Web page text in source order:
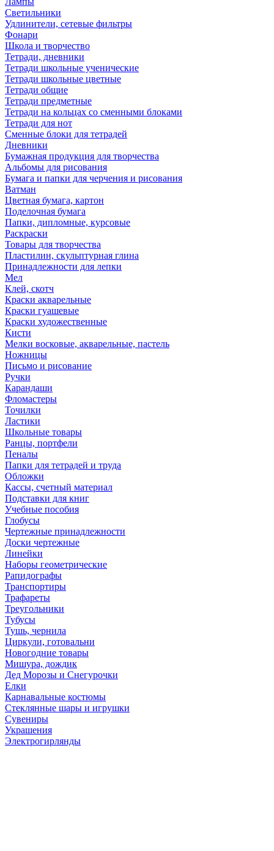
Светильники
Удлинители, сетевые фильтры
Фонари
Школа и творчество
Тетради, дневники
Тетради школьные ученические
Тетради школьные цветные
Тетради общие
Тетради предметные
Тетради на кольцах со сменными блоками
Тетради для нот
Сменные блоки для тетрадей
Дневники
Бумажная продукция для творчества
Альбомы для рисования
Бумага и папки для черчения и рисования
Ватман
Цветная бумага, картон
Поделочная бумага
Папки, дипломные, курсовые
Раскраски
Товары для творчества
Пластилин, скульптурная глина
Принадлежности для лепки
Мел
Клей, скотч
Краски акварельные
Краски гуашевые
Краски художественные
Кисти
Мелки восковые, акварельные, пастель
Ножницы
Письмо и рисование
Ручки
Карандаши
Фломастеры
Точилки
Ластики
Школьные товары
Ранцы, портфели
Пеналы
Папки для тетрадей и труда
Обложки
Кассы, счетный материал
Подставки для книг
Учебные пособия
Глобусы
Чертежные принадлежности
Доски чертежные
Линейки
Наборы геометрические
Рапидографы
Транспортиры
Трафареты
Треугольники
Тубусы
Тушь, чернила
Циркули, готовальни
Новогодние товары
Мишура, дождик
Дед Морозы и Снегурочки
Елки
Карнавальные костюмы
Стеклянные шары и игрушки
Сувениры
Украшения
Электрогирлянды